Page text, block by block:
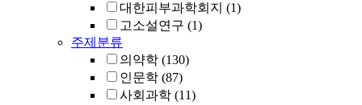
대한피부과학회지 (1)
고소설연구 (1)
주제분류
의약학 (130)
인문학 (87)
사회과학 (11)